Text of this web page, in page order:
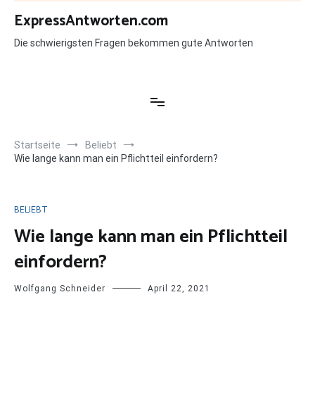
Zum
Inhalt
springen
ExpressAntworten.com
Die schwierigsten Fragen bekommen gute Antworten
Startseite
Beliebt
Wie lange kann man ein Pflichtteil einfordern?
BELIEBT
Wie lange kann man ein Pflichtteil
einfordern?
Wolfgang Schneider April 22, 2021